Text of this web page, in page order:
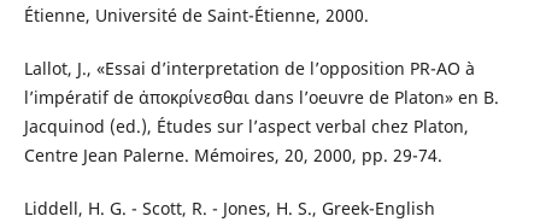
Étienne, Université de Saint-Étienne, 2000.
Lallot, J., «Essai d’interpretation de l’opposition PR-AO à
l’impératif de ἀποκρίνεσθαι dans l’oeuvre de Platon» en B.
Jacquinod (ed.), Études sur l’aspect verbal chez Platon,
Centre Jean Palerne. Mémoires, 20, 2000, pp. 29-74.
Liddell, H. G. - Scott, R. - Jones, H. S., Greek-English